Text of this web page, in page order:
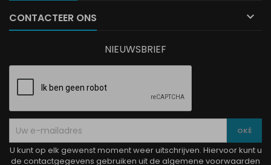
CONTACTEER ONS 
NIEUWSBRIEF
U kunt op elk gewenst moment weer uitschrijven. Hiervoor kunt u
de contactgegevens gebruiken uit de algemene voorwaarden